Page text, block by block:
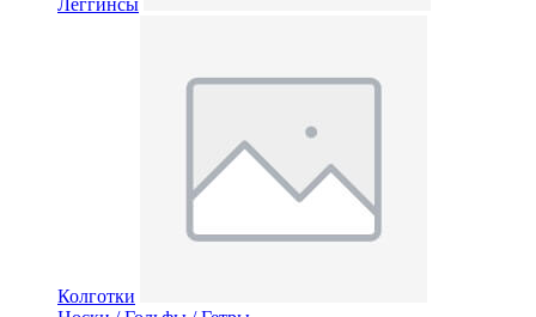
Леггинсы
Колготки